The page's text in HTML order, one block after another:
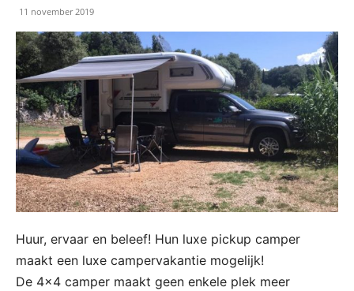
11 november 2019
Huur, ervaar en beleef! Hun luxe pickup camper
maakt een luxe campervakantie mogelijk!
De 4×4 camper maakt geen enkele plek meer